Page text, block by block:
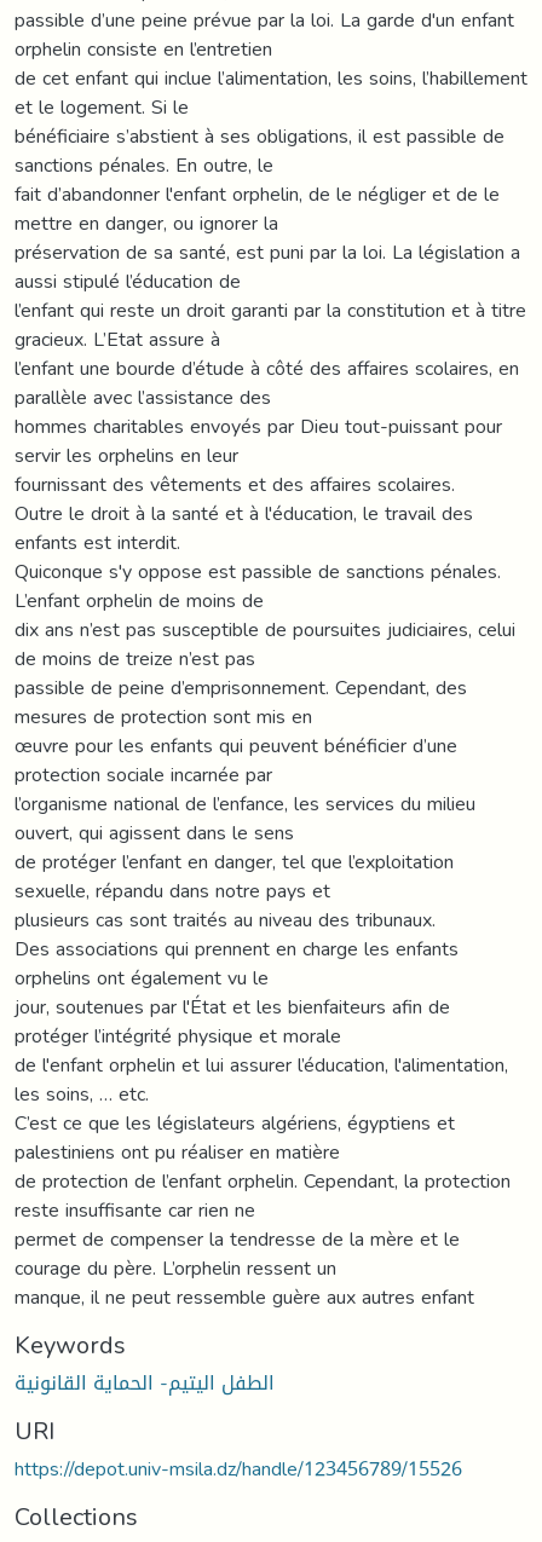
passible d’une peine prévue par la loi. La garde d'un enfant
orphelin consiste en l’entretien
de cet enfant qui inclue l’alimentation, les soins, l’habillement
et le logement. Si le
bénéficiaire s’abstient à ses obligations, il est passible de
sanctions pénales. En outre, le
fait d’abandonner l'enfant orphelin, de le négliger et de le
mettre en danger, ou ignorer la
préservation de sa santé, est puni par la loi. La législation a
aussi stipulé l’éducation de
l’enfant qui reste un droit garanti par la constitution et à titre
gracieux. L’Etat assure à
l’enfant une bourde d’étude à côté des affaires scolaires, en
parallèle avec l’assistance des
hommes charitables envoyés par Dieu tout-puissant pour
servir les orphelins en leur
fournissant des vêtements et des affaires scolaires.
Outre le droit à la santé et à l'éducation, le travail des
enfants est interdit.
Quiconque s'y oppose est passible de sanctions pénales.
L’enfant orphelin de moins de
dix ans n’est pas susceptible de poursuites judiciaires, celui
de moins de treize n’est pas
passible de peine d’emprisonnement. Cependant, des
mesures de protection sont mis en
œuvre pour les enfants qui peuvent bénéficier d’une
protection sociale incarnée par
l’organisme national de l’enfance, les services du milieu
ouvert, qui agissent dans le sens
de protéger l’enfant en danger, tel que l’exploitation
sexuelle, répandu dans notre pays et
plusieurs cas sont traités au niveau des tribunaux.
Des associations qui prennent en charge les enfants
orphelins ont également vu le
jour, soutenues par l'État et les bienfaiteurs afin de
protéger l’intégrité physique et morale
de l'enfant orphelin et lui assurer l’éducation, l'alimentation,
les soins, … etc.
C’est ce que les législateurs algériens, égyptiens et
palestiniens ont pu réaliser en matière
de protection de l’enfant orphelin. Cependant, la protection
reste insuffisante car rien ne
permet de compenser la tendresse de la mère et le
courage du père. L’orphelin ressent un
manque, il ne peut ressemble guère aux autres enfant
Keywords
الطفل اليتيم- الحماية القانونية
URI
https://depot.univ-msila.dz/handle/123456789/15526
Collections